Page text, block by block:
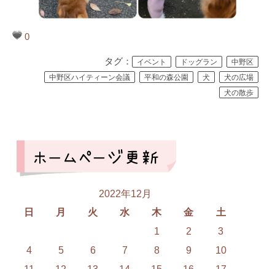
0
タグ： イベント ドッグラン
中野区
中野区ハイティーン会議
平和の森公園 犬
犬の広場
犬の散歩
2022年12月
日
月 火 水 木 金
土
1
2
3
4
5 6 7 8 9
10